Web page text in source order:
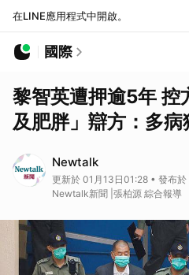
在LINE應用程式中開啟。
國際
黎智英遭押逾5年 控
及肥胖」辯方：多病
Newtalk
更新於 01月13日01:28 • 發布
Newtalk新聞 |張柏源 綜合報導